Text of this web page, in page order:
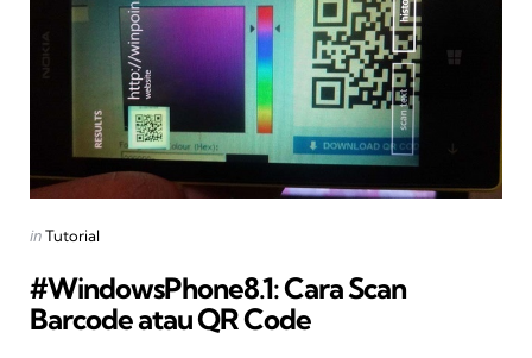
Posted
inTutorial
#WindowsPhone8.1: Cara Scan
Barcode atau QR Code